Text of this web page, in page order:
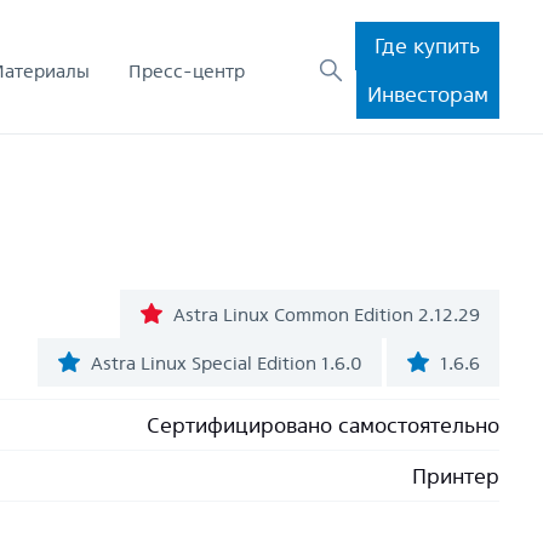
Пресс-центр
Где купить
Инвесторам
Astra Linux Common Edition 2.12.29
Astra Linux Special Edition 1.6.0 1.6.6
Сертифицировано самостоятельно
Принтер